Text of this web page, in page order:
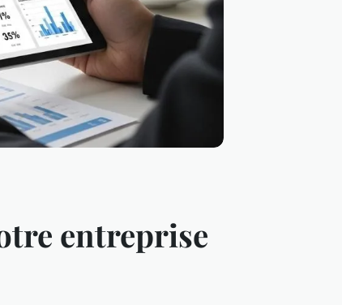
entreprise